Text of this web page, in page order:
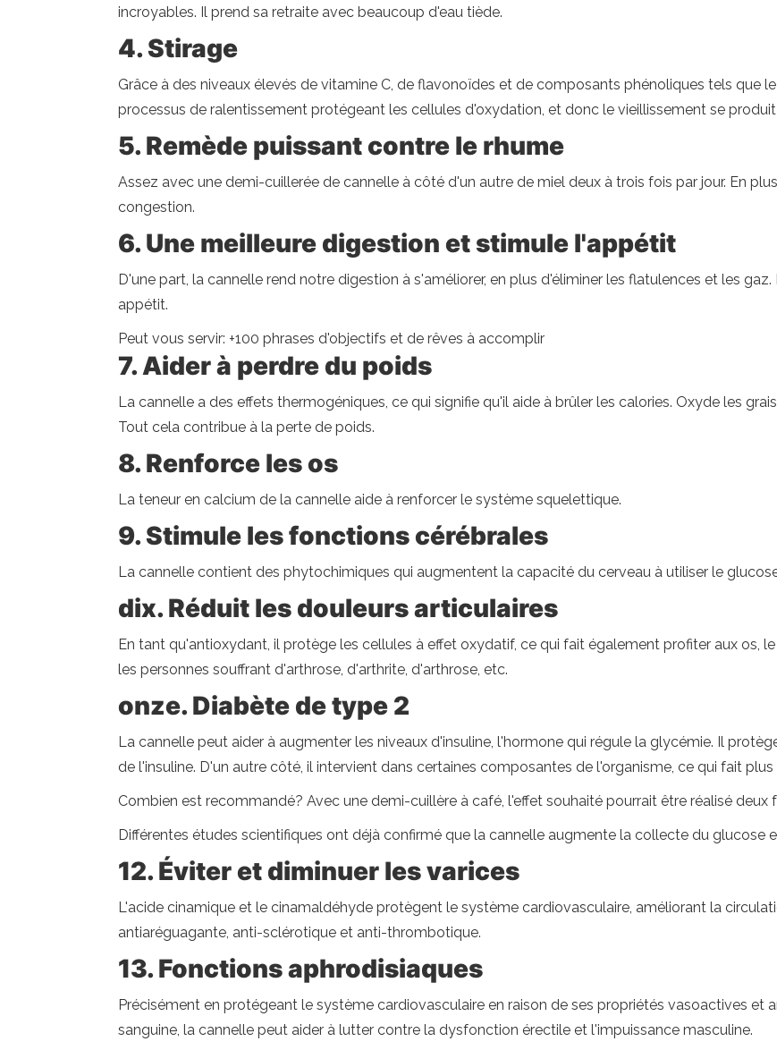
incroyables. Il prend sa retraite avec beaucoup d'eau tiède.
4. Stirage
Grâce à des niveaux élevés de vitamine C, de flavonoïdes et de composants phénoliques tels que
processus de ralentissement protégeant les cellules d'oxydation, et donc le vieillissement se
5. Remède puissant contre le rhume
Assez avec une demi-cuillerée de cannelle à côté d'un autre de miel deux à trois fois par jour. En
congestion.
6. Une meilleure digestion et stimule l'appétit
D'une part, la cannelle rend notre digestion à s'améliorer, en plus d'éliminer les flatulences et les
appétit.
Peut vous servir: +100 phrases d'objectifs et de rêves à accomplir
7. Aider à perdre du poids
La cannelle a des effets thermogéniques, ce qui signifie qu'il aide à brûler les calories. Oxyde les
Tout cela contribue à la perte de poids.
8. Renforce les os
La teneur en calcium de la cannelle aide à renforcer le système squelettique.
9. Stimule les fonctions cérébrales
La cannelle contient des phytochimiques qui augmentent la capacité du cerveau à utiliser le
dix. Réduit les douleurs articulaires
En tant qu'antioxydant, il protège les cellules à effet oxydatif, ce qui fait également profiter aux os,
les personnes souffrant d'arthrose, d'arthrite, d'arthrose, etc.
onze. Diabète de type 2
La cannelle peut aider à augmenter les niveaux d'insuline, l'hormone qui régule la glycémie. Il
de l'insuline. D'un autre côté, il intervient dans certaines composantes de l'organisme, ce qui fait
Combien est recommandé? Avec une demi-cuillère à café, l'effet souhaité pourrait être réalisé deux
Différentes études scientifiques ont déjà confirmé que la cannelle augmente la collecte du glucose
12. Éviter et diminuer les varices
L'acide cinamique et le cinamaldéhyde protègent le système cardiovasculaire, améliorant la
antiaréguagante, anti-sclérotique et anti-thrombotique.
13. Fonctions aphrodisiaques
Précisément en protégeant le système cardiovasculaire en raison de ses propriétés vasoactives et
sanguine, la cannelle peut aider à lutter contre la dysfonction érectile et l'impuissance masculine.